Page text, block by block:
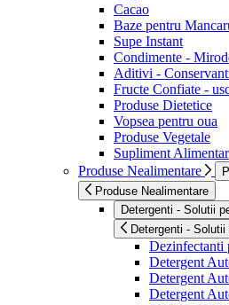
Cacao
Baze pentru
Supe Instant
Condimente -
Aditivi -
Fructe Confiate -
Produse Dietetice
Vopsea pentru oua
Produse Vegetale
Supliment Alimentar
Produse Nealimentare
Produse Nealimentare
Detergenti - Solutii
Detergenti -
Dezinfectanti
Detergent
Detergent
Detergent